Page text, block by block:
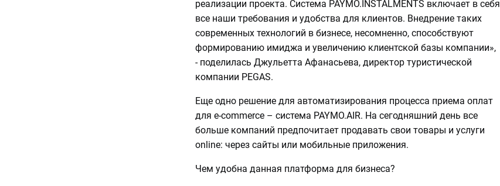
реализации проекта. Система PAYMO.INSTALMENTS включает в себя
все наши требования и удобства для клиентов. Внедрение таких
современных технологий в бизнесе, несомненно, способствуют
формированию имиджа и увеличению клиентской базы компании»,
- поделилась Джульетта Афанасьева, директор туристической
компании PEGAS.
Еще одно решение для автоматизирования процесса приема оплат
для e-commerce – система PAYMO.AIR. На сегодняшний день все
больше компаний предпочитает продавать свои товары и услуги
online: через сайты или мобильные приложения.
Чем удобна данная платформа для бизнеса?